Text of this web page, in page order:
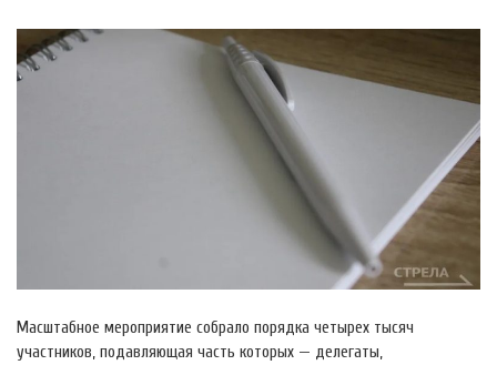
Масштабное мероприятие собрало порядка четырех тысяч
участников, подавляющая часть которых — делегаты,